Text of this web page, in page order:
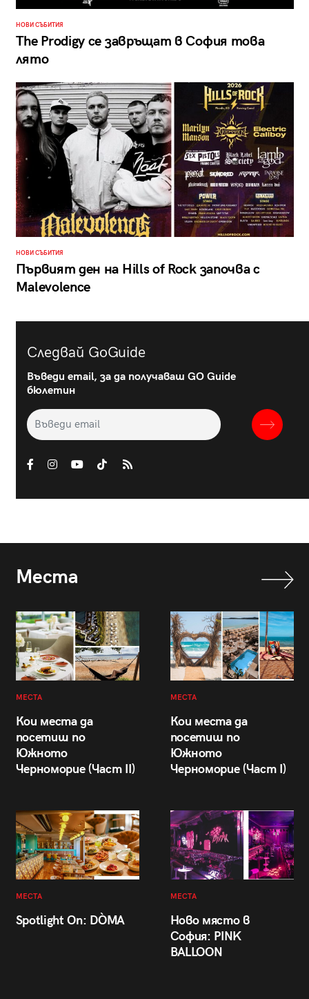
НОВИ СЪБИТИЯ
The Prodigy се завръщат в София това
лято
НОВИ СЪБИТИЯ
Първият ден на Hills of Rock започва с
Malevolence
Следвай GoGuide
Въведи email, за да получаваш GO Guide
бюлетин
Места
МЕСТА
Кои места да
посетиш по
Южното
Черноморие (Част II)
МЕСТА
Кои места да
посетиш по
Южното
Черноморие (Част I)
МЕСТА
Spotlight On: DÒMA
МЕСТА
Ново място в
София: PINK
BALLOON